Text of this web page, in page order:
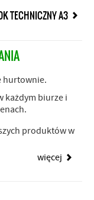
TECHNICZNY A3
hurtownie.
każdym biurze i
produktów w
więcej